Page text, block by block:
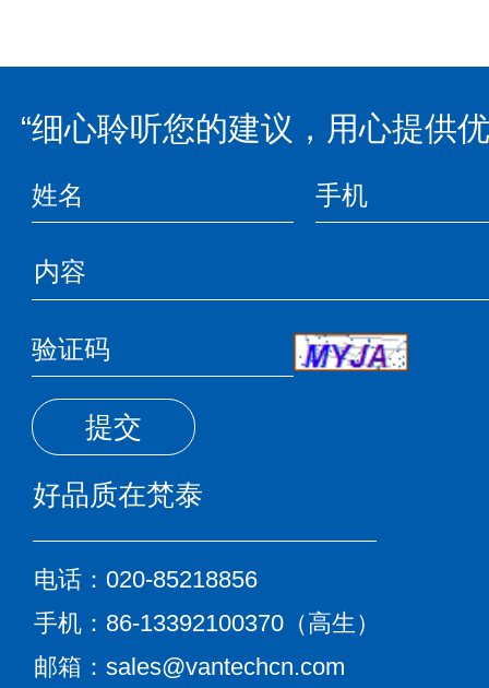
“细心聆听您的建议，用心提供
好品质在梵泰
电话：020-85218856
手机：86-13392100370（高生）
邮箱：sales@vantechcn.com
提交